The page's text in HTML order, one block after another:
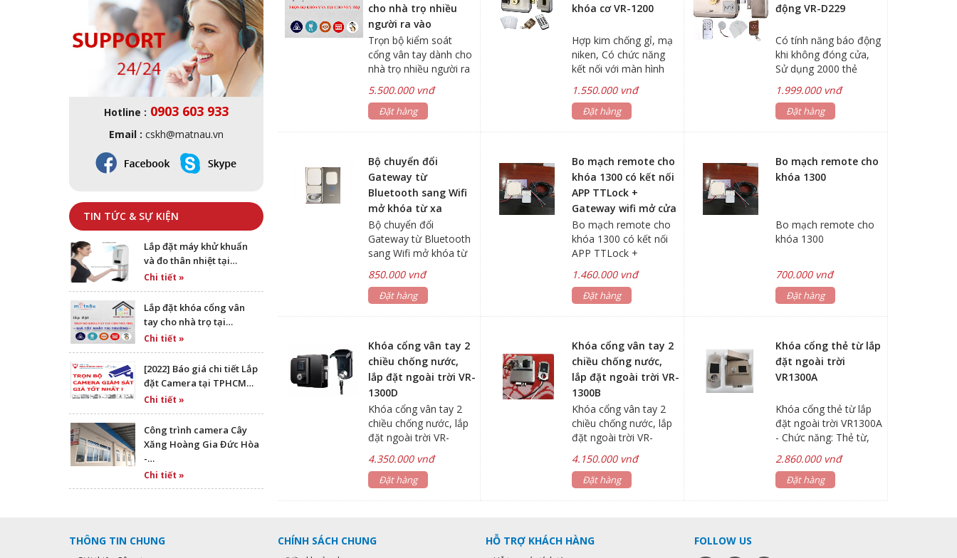
Hotline : 0903 603 933
Email : cskh@matnau.vn
TIN TỨC & SỰ KIỆN
Lắp đặt máy khử khuẩn
và đo thân nhiệt tại…
Chi tiết »
Lắp đặt khóa cổng vân
tay cho nhà trọ tại…
Chi tiết »
[2022] Báo giá chi tiết Lắp
đặt Camera tại TPHCM…
Chi tiết »
Công trình camera Cây
Xăng Hoàng Gia Đức Hòa
-…
Chi tiết »
cho nhà trọ nhiều
người ra vào
Trọn bộ kiểm soát
cổng vân tay dành cho
nhà trọ nhiều người ra
5.500.000 vnđ
Đặt hàng
khóa cơ VR-1200
Hợp kim chống gỉ, mạ
niken, Có chức năng
kết nối với màn hình
khóa, Kết hợp đầu đọc
vân tay để kiểm soát
1.550.000 vnđ
Đặt hàng
động VR-D229
Có tính năng báo động
khi không đóng cửa,
Sử dụng 2000 thẻ
remote (20m), bàn
phím điều khiển và chìa
1.999.000 vnđ
Đặt hàng
Bộ chuyển đổi
Gateway từ
Bluetooth sang Wifi
mở khóa từ xa
không giới hạn
Bộ chuyển đổi
Gateway từ Bluetooth
sang Wifi mở khóa từ
nối Wifi - Hỗ trợ mở
cửa từ xa, quản lý,
Nguồn điện: 110 - 200V
850.000 vnđ
Đặt hàng
Bo mạch remote cho
khóa 1300 có kết nối
APP TTLock +
Gateway wifi mở cửa
từ xa không giới hạn
qua điện thoại
Bo mạch remote cho
khóa 1300 có kết nối
APP TTLock +
từ xa không giới hạn
qua điện thoại.
1.460.000 vnđ
Đặt hàng
Bo mạch remote cho
khóa 1300
Bo mạch remote cho
khóa 1300
700.000 vnđ
Đặt hàng
Khóa cổng vân tay 2
chiều chống nước,
lắp đặt ngoài trời VR-
1300D
Khóa cổng vân tay 2
chiều chống nước, lắp
đặt ngoài trời VR-
phun tĩnh điện cao cấp.
- Chức năng: Vân tay,
, Phù hợp cho cổng
4.350.000 vnđ
Đặt hàng
Khóa cổng vân tay 2
chiều chống nước,
lắp đặt ngoài trời VR-
1300B
Khóa cổng vân tay 2
chiều chống nước, lắp
đặt ngoài trời VR-
Vân tay, thẻ từ và chìa
cơ và Option remote -
. - Công suất: Phù hợp
4.150.000 vnđ
Đặt hàng
Khóa cổng thẻ từ lắp
đặt ngoài trời
VR1300A
Khóa cổng thẻ từ lắp
đặt ngoài trời VR1300A
- Chức năng: Thẻ từ,
remote - Sử dụng pin 4
viên PIN AA , Phù hợp
2.860.000 vnđ
Đặt hàng
THÔNG TIN CHUNG CHÍNH SÁCH CHUNG HỖ TRỢ KHÁCH HÀNG FOLLOW US